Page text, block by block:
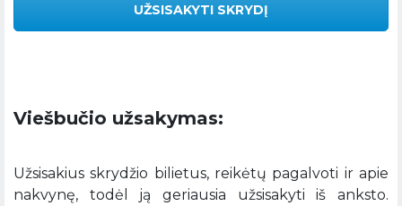
UŽSISAKYTI SKRYDĮ
Viešbučio užsakymas:
Užsisakius skrydžio bilietus, reikėtų pagalvoti ir apie
nakvynę, todėl ją geriausia užsisakyti iš anksto.